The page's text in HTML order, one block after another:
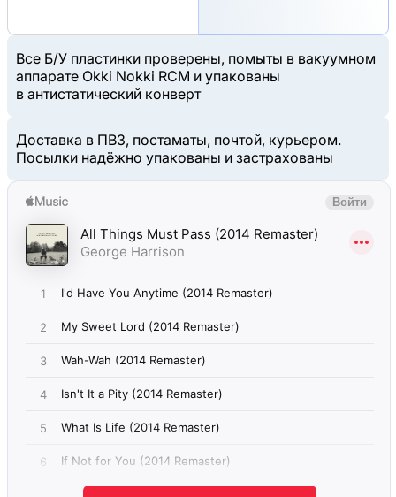
Все Б/У пластинки проверены, помыты в вакуумном
аппарате Okki Nokki RCM и упакованы
в антистатический конверт
Доставка в ПВЗ, постаматы, почтой, курьером.
Посылки надёжно упакованы и застрахованы